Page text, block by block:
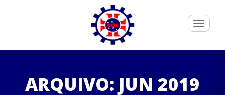
Toggle
ARQUIVO: JUN 2019